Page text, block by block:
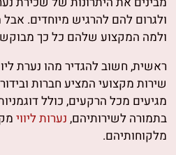
ולגרום להם להרגיש מיוחדים. אבל
ולמה המקצוע שלהם כל כך
ראשית, חשוב להגדיר מהו נערת
שירות מקצועי המציע חברות
מגיעים מכל הרקעים, כולל
בתמורה לשירותיהם, נערות ליווי
מלקוחותיהם.